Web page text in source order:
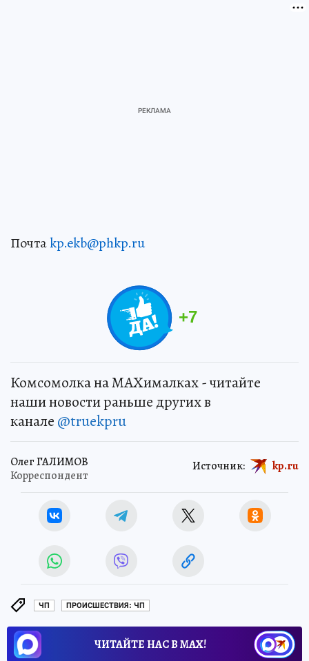
Почтаkp.ekb@phkp.ru
+7
Комсомолка на MAXималках - читайте
наши новости раньше других в
канале @truekpru
Олег ГАЛИМОВ
Корреспондент
Источник: kp.ru
ЧП ПРОИСШЕСТВИЯ: ЧП
ЧИТАЙТЕ НАС В МАХ!